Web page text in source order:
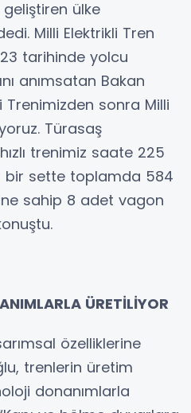
ülke
Milli Elektrikli Tren
tarihinde yolcu
anımsatan Bakan
Trenimizden sonra Milli
Türasaş
trenimiz saate 225
bir sette toplamda 584
sahip 8 adet vagon
ÜRETİLİYOR
özelliklerine
trenlerin üretim
donanımlarla